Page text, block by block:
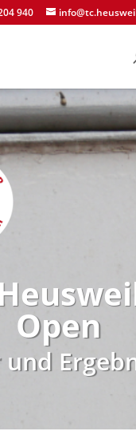
940
Open
und